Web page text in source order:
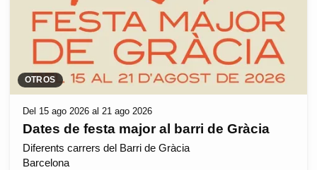
OTROS
Del 15 ago 2026 al 21 ago 2026
Dates de festa major al barri de Gràcia
Diferents carrers del Barri de Gràcia
Barcelona